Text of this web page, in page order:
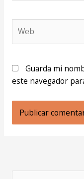
Guarda mi
este navegador